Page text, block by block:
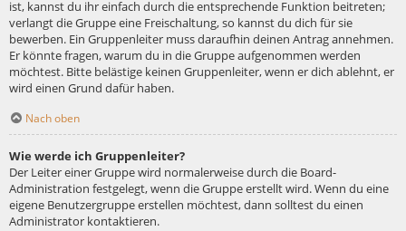
ist, kannst du ihr einfach durch die entsprechende Funktion beitreten;
verlangt die Gruppe eine Freischaltung, so kannst du dich für sie
bewerben. Ein Gruppenleiter muss daraufhin deinen Antrag annehmen.
Er könnte fragen, warum du in die Gruppe aufgenommen werden
möchtest. Bitte belästige keinen Gruppenleiter, wenn er dich ablehnt, er
wird einen Grund dafür haben.
Nach oben
Wie werde ich Gruppenleiter?
Der Leiter einer Gruppe wird normalerweise durch die Board-
Administration festgelegt, wenn die Gruppe erstellt wird. Wenn du eine
eigene Benutzergruppe erstellen möchtest, dann solltest du einen
Administrator kontaktieren.